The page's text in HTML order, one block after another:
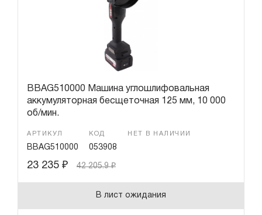
Доставка и оплата
BBAG510000 Машина углошлифовальная
аккумуляторная бесщеточная 125 мм, 10 000
об/мин.
АРТИКУЛ
BBAG510000
КОД
053908
НЕТ В НАЛИЧИИ
23 235 ₽ 42 205.9₽
В лист ожидания